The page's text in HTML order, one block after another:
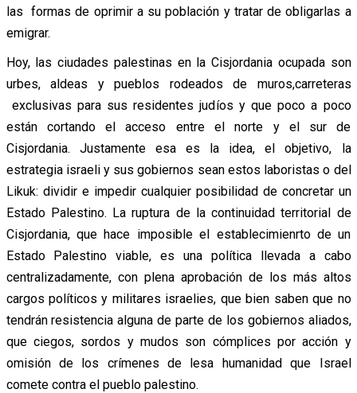
las formas de oprimir a su población y tratar de obligarlas a
emigrar.
Hoy, las ciudades palestinas en la Cisjordania ocupada son
urbes, aldeas y pueblos rodeados de muros,carreteras
exclusivas para sus residentes judíos y que poco a poco
están cortando el acceso entre el norte y el sur de
Cisjordania. Justamente esa es la idea, el objetivo, la
estrategia israeli y sus gobiernos sean estos laboristas o del
Likuk: dividir e impedir cualquier posibilidad de concretar un
Estado Palestino. La ruptura de la continuidad territorial de
Cisjordania, que hace imposible el establecimienrto de un
Estado Palestino viable, es una política llevada a cabo
centralizadamente, con plena aprobación de los más altos
cargos políticos y militares israelies, que bien saben que no
tendrán resistencia alguna de parte de los gobiernos aliados,
que ciegos, sordos y mudos son cómplices por acción y
omisión de los crímenes de lesa humanidad que Israel
comete contra el pueblo palestino.